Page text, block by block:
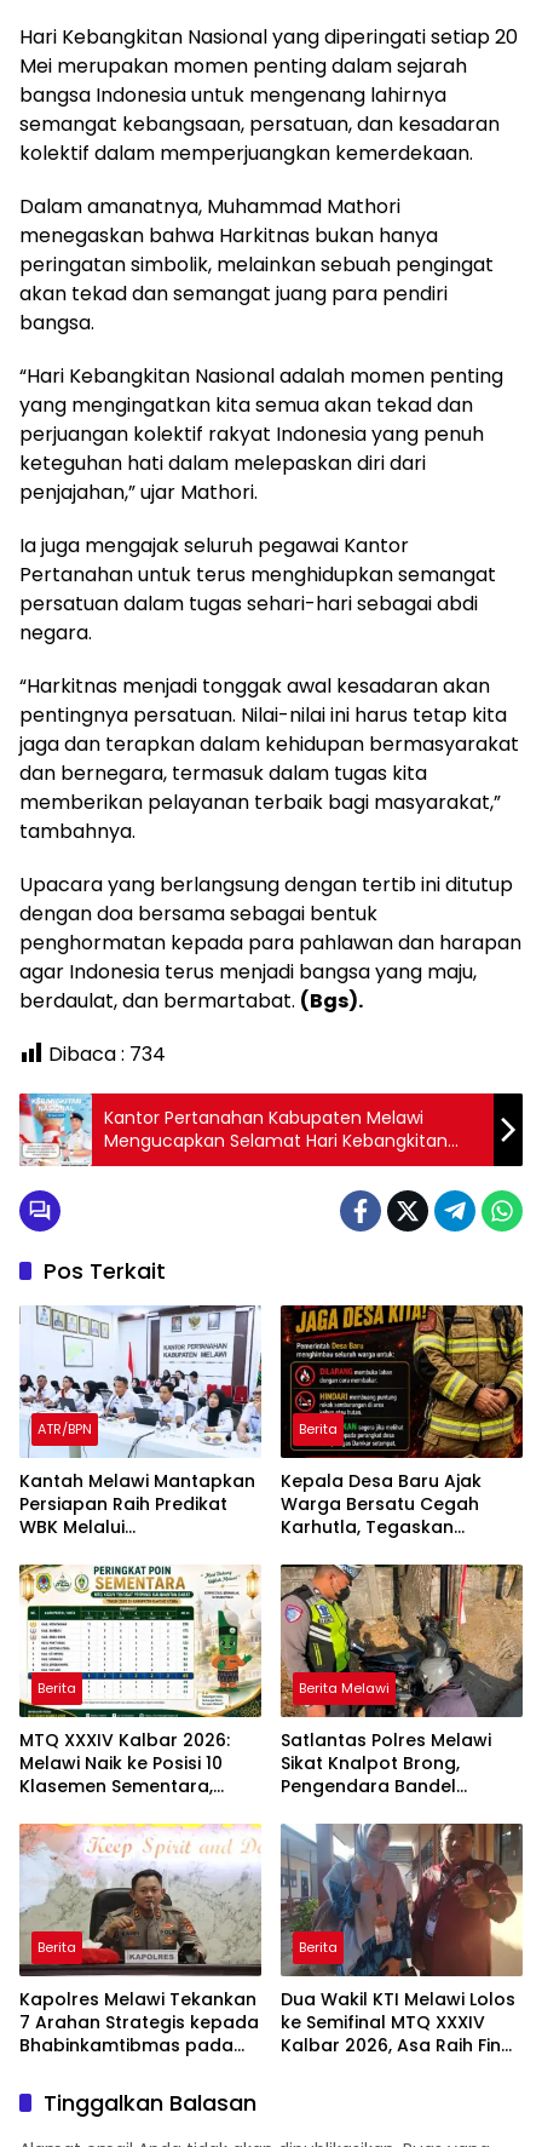
Hari Kebangkitan Nasional yang diperingati setiap 20
Mei merupakan momen penting dalam sejarah
bangsa Indonesia untuk mengenang lahirnya
semangat kebangsaan, persatuan, dan kesadaran
kolektif dalam memperjuangkan kemerdekaan.
Dalam amanatnya, Muhammad Mathori
menegaskan bahwa Harkitnas bukan hanya
peringatan simbolik, melainkan sebuah pengingat
akan tekad dan semangat juang para pendiri
bangsa.
“Hari Kebangkitan Nasional adalah momen penting
yang mengingatkan kita semua akan tekad dan
perjuangan kolektif rakyat Indonesia yang penuh
keteguhan hati dalam melepaskan diri dari
penjajahan,” ujar Mathori.
Ia juga mengajak seluruh pegawai Kantor
Pertanahan untuk terus menghidupkan semangat
persatuan dalam tugas sehari-hari sebagai abdi
negara.
“Harkitnas menjadi tonggak awal kesadaran akan
pentingnya persatuan. Nilai-nilai ini harus tetap kita
jaga dan terapkan dalam kehidupan bermasyarakat
dan bernegara, termasuk dalam tugas kita
memberikan pelayanan terbaik bagi masyarakat,”
tambahnya.
Upacara yang berlangsung dengan tertib ini ditutup
dengan doa bersama sebagai bentuk
penghormatan kepada para pahlawan dan harapan
agar Indonesia terus menjadi bangsa yang maju,
berdaulat, dan bermartabat. (Bgs).
Dibaca : 734
Kantor Pertanahan Kabupaten Melawi
Mengucapkan Selamat Hari Kebangkitan
Nasional 20 Mei 2025
Pos Terkait
ATR/BPN
Kantah Melawi Mantapkan
Persiapan Raih Predikat
WBK Melalui
dan Verifikasi Lapangan
Berita
Kepala Desa Baru Ajak
Warga Bersatu Cegah
Karhutla, Tegaskan
Lahan
Berita
MTQ XXXIV Kalbar 2026:
Melawi Naik ke Posisi 10
Klasemen Sementara,
Peringkat Lebih Baik
Berlanjut
Berita Melawi
Satlantas Polres Melawi
Sikat Knalpot Brong,
Pengendara Bandel
Berita
Kapolres Melawi Tekankan
7 Arahan Strategis kepada
Bhabinkamtibmas pada
Berita
Dua Wakil KTI Melawi Lolos
ke Semifinal MTQ XXXIV
Kalbar 2026, Asa Raih Final
Tinggalkan Balasan